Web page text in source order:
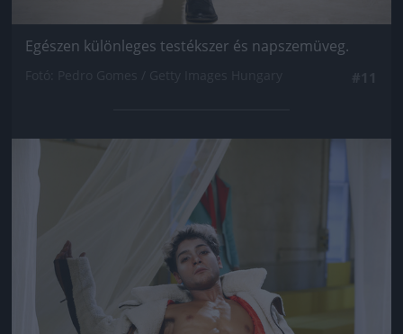
Egészen különleges testékszer és napszemüveg.
Jön még kép!